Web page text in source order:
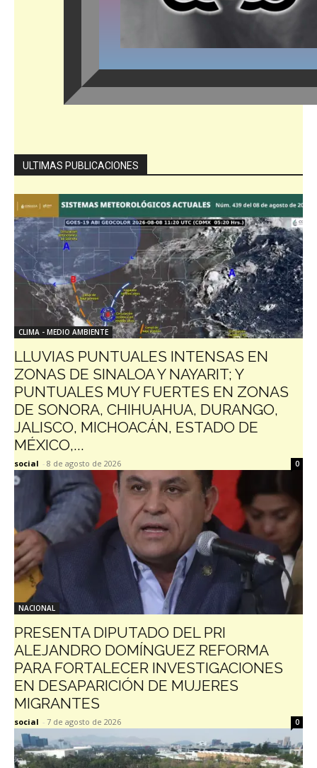
ULTIMAS PUBLICACIONES
CLIMA - MEDIO AMBIENTE
LLUVIAS PUNTUALES INTENSAS EN
ZONAS DE SINALOA Y NAYARIT; Y
PUNTUALES MUY FUERTES EN ZONAS
DE SONORA, CHIHUAHUA, DURANGO,
JALISCO, MICHOACÁN, ESTADO DE
MÉXICO,...
social - 8 de agosto de 2026 0
NACIONAL
PRESENTA DIPUTADO DEL PRI
ALEJANDRO DOMÍNGUEZ REFORMA
PARA FORTALECER INVESTIGACIONES
EN DESAPARICIÓN DE MUJERES
MIGRANTES
social - 7 de agosto de 2026 0